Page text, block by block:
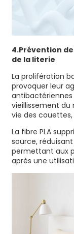
4.Prévention
de la literie
La prolifération
provoquer leur
antibactériennes
vieillissement du
vie des
La fibre PLA
source,
permettant aux
après une